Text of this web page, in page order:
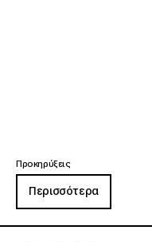
Προκηρύξεις
Περισσότερα